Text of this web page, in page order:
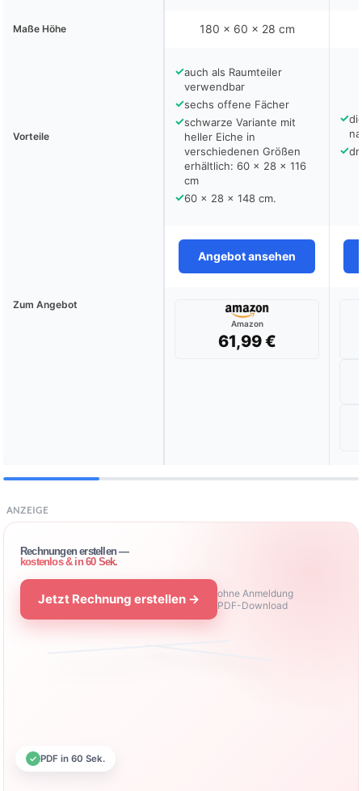
Maße Höhe 180 x 60 x 28 cm
Vorteile
✓auch als Raumteiler
verwendbar
✓sechs offene Fächer
✓schwarze Variante mit
heller Eiche in
verschiedenen Größen
erhältlich: 60 x 28 x 116
cm
✓60 x 28 x 148 cm.
✓
✓
Angebot ansehen
Zum Angebot
Amazon
61,99 €
ANZEIGE
Rechnungen erstellen —
kostenlos & in 60 Sek.